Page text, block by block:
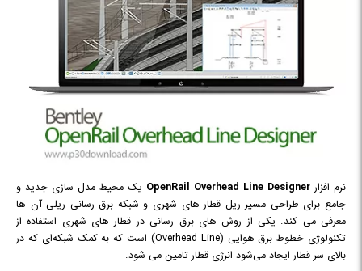
نرم افزار OpenRail Overhead Line Designer یک محیط مدل سازی جدید و
جامع برای طراحی مسیر ریل قطار های شهری و شبکه برق رسانی ریلی آن ها
معرفی می کند. یکی از روش های برق رسانی در قطار های شهری استفاده از
تکنولوژی خطوط برق هوایی (Overhead Line) است که به کمک شبکه‌ای که در
بالای سر قطار ایجاد می‌شود انرژی قطار تامین می شود.